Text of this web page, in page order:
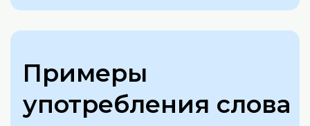
Примеры
употребления слова